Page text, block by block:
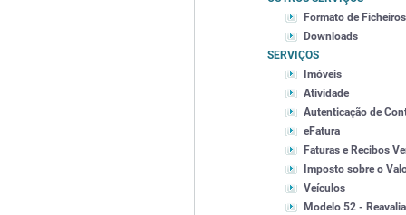
Formato de Ficheiros
Downloads
SERVIÇOS
Imóveis
Atividade
Autenticação de
eFatura
Faturas e Recibos
Imposto sobre o
Veículos
Modelo 52 -